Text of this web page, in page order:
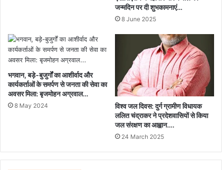
जन्मदिन पर दी शुभकामनाएं…
8 June 2025
भगवान, बड़े-बुजुर्गों का आशीर्वाद और
कार्यकर्ताओं के समर्पण से जनता की सेवा का
अवसर मिला: बृजमोहन अग्रवाल…
8 May 2024
विश्व जल दिवस: दुर्ग ग्रामीण विधायक
ललित चंद्राकर ने प्रदेशवासियों से किया
जल संरक्षण का आह्वान….
24 March 2025